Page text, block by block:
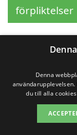
förpliktelser
Sök
Denna
du till alla